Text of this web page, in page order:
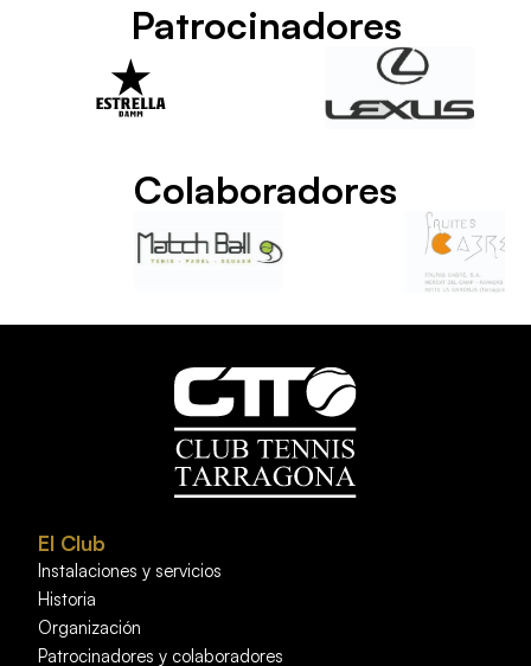
Patrocinadores
Colaboradores
El Club
Instalaciones y servicios
Historia
Organización
Patrocinadores y colaboradores